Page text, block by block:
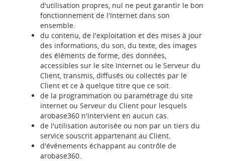
d'utilisation propres, nul ne peut garantir le bon
fonctionnement de l'Internet dans son
ensemble.
du contenu, de l'exploitation et des mises à jour
des informations, du son, du texte, des images
des éléments de forme, des données,
accessibles sur le site Internet ou le Serveur du
Client, transmis, diffusés ou collectés par le
Client et ce à quelque titre que ce soit.
de la programmation ou paramétrage du site
internet ou Serveur du Client pour lesquels
arobase360 n'intervient en aucun cas.
de l'utilisation autorisée ou non par un tiers du
service souscrit appartenant au Client.
d'événements échappant au contrôle de
arobase360.